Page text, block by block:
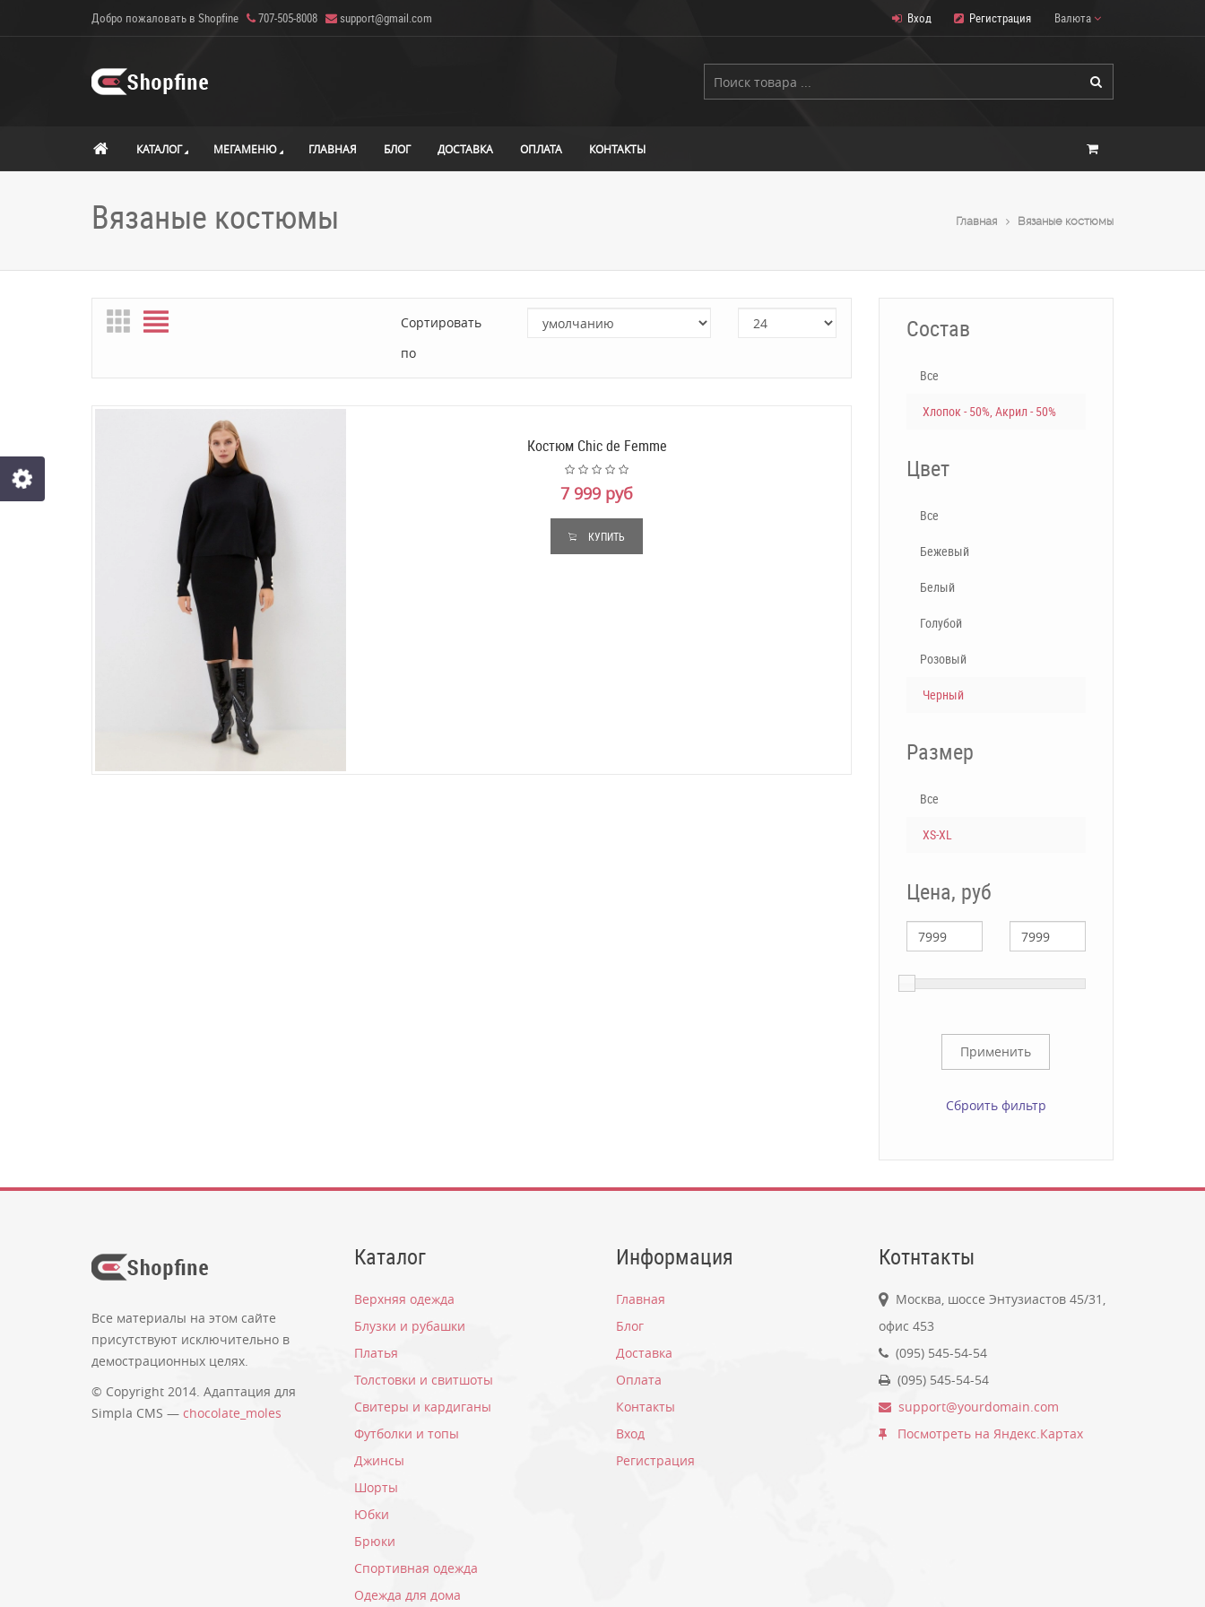
Добро пожаловать в Shopfine 707-505-8008 support@gmail.com Валюта
Вход Регистрация
КАТАЛОГ МЕГАМЕНЮ ГЛАВНАЯ БЛОГ ДОСТАВКА ОПЛАТА КОНТАКТЫ
Вязаные костюмы Главная Вязаные костюмы
Сортировать
по
Костюм Chic de Femme
7 999 руб
КУПИТЬ
Состав
Все
Хлопок - 50%, Акрил - 50%
Цвет
Все
Бежевый
Белый
Голубой
Розовый
Черный
Размер
Все
XS-XL
Цена, руб
Сброить фильтр
Все материалы на этом сайте
присутствуют исключительно в
демострационных целях.
© Copyright 2014. Адаптация для
Simpla CMS — chocolate_moles
Каталог
Верхняя одежда
Блузки и рубашки
Платья
Толстовки и свитшоты
Свитеры и кардиганы
Футболки и топы
Джинсы
Шорты
Юбки
Брюки
Спортивная одежда
Одежда для дома
Информация
Главная
Блог
Доставка
Оплата
Контакты
Вход
Регистрация
Котнтакты
Москва, шоссе Энтузиастов 45/31,
офис 453
(095) 545-54-54
(095) 545-54-54
support@yourdomain.com
Посмотреть на Яндекс.Картах